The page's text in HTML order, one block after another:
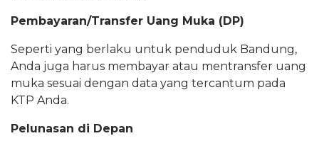
Pembayaran/Transfer Uang Muka (DP)
Seperti yang berlaku untuk penduduk Bandung,
Anda juga harus membayar atau mentransfer uang
muka sesuai dengan data yang tercantum pada
KTP Anda.
Pelunasan di Depan